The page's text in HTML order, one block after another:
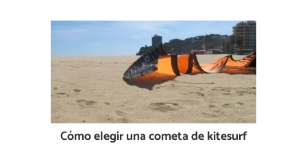
Cómo elegir una cometa de kitesurf